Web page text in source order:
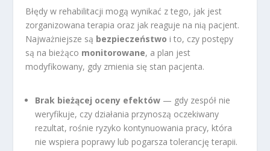
Błędy w rehabilitacji mogą wynikać z tego, jak jest
zorganizowana terapia oraz jak reaguje na nią pacjent.
Najważniejsze są bezpieczeństwo i to, czy postępy
są na bieżąco monitorowane, a plan jest
modyfikowany, gdy zmienia się stan pacjenta.
Brak bieżącej oceny efektów — gdy zespół nie
weryfikuje, czy działania przynoszą oczekiwany
rezultat, rośnie ryzyko kontynuowania pracy, która
nie wspiera poprawy lub pogarsza tolerancję terapii.